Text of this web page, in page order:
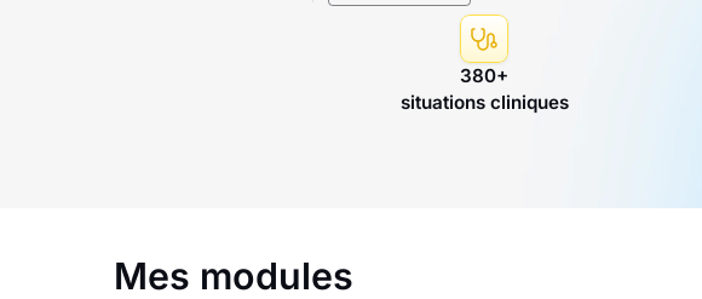
380+
situations cliniques
Mes modules